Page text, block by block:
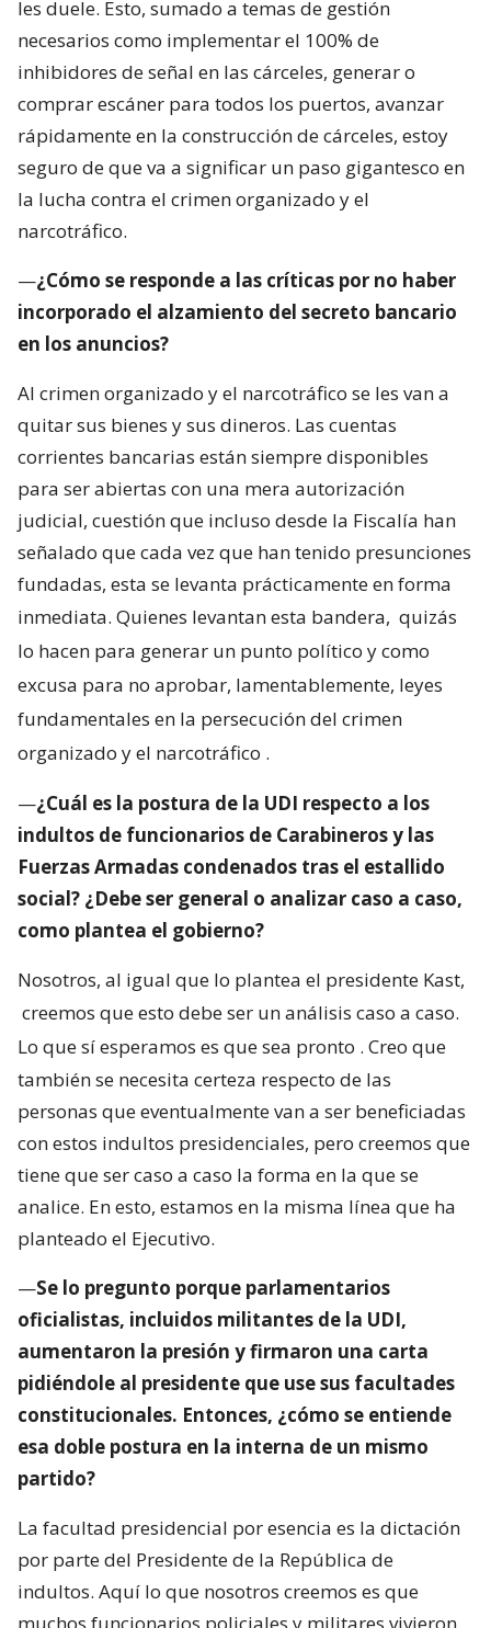
les duele. Esto, sumado a temas de gestión
necesarios como implementar el 100% de
inhibidores de señal en las cárceles, generar o
comprar escáner para todos los puertos, avanzar
rápidamente en la construcción de cárceles, estoy
seguro de que va a significar un paso gigantesco en
la lucha contra el crimen organizado y el
narcotráfico.
—¿Cómo se responde a las críticas por no haber
incorporado el alzamiento del secreto bancario
en los anuncios?
Al crimen organizado y el narcotráfico se les van a
quitar sus bienes y sus dineros. Las cuentas
corrientes bancarias están siempre disponibles
para ser abiertas con una mera autorización
judicial, cuestión que incluso desde la Fiscalía han
señalado que cada vez que han tenido presunciones
fundadas, esta se levanta prácticamente en forma
inmediata. Quienes levantan esta bandera, quizás
lo hacen para generar un punto político y como
excusa para no aprobar, lamentablemente, leyes
fundamentales en la persecución del crimen
organizado y el narcotráfico .
—¿Cuál es la postura de la UDI respecto a los
indultos de funcionarios de Carabineros y las
Fuerzas Armadas condenados tras el estallido
social? ¿Debe ser general o analizar caso a caso,
como plantea el gobierno?
Nosotros, al igual que lo plantea el presidente Kast,
creemos que esto debe ser un análisis caso a caso.
Lo que sí esperamos es que sea pronto . Creo que
también se necesita certeza respecto de las
personas que eventualmente van a ser beneficiadas
con estos indultos presidenciales, pero creemos que
tiene que ser caso a caso la forma en la que se
analice. En esto, estamos en la misma línea que ha
planteado el Ejecutivo.
—Se lo pregunto porque parlamentarios
oficialistas, incluidos militantes de la UDI,
aumentaron la presión y firmaron una carta
pidiéndole al presidente que use sus facultades
constitucionales. Entonces, ¿cómo se entiende
esa doble postura en la interna de un mismo
partido?
La facultad presidencial por esencia es la dictación
por parte del Presidente de la República de
indultos. Aquí lo que nosotros creemos es que
muchos funcionarios policiales y militares vivieron